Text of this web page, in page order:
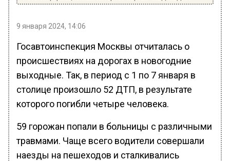
9 января 2024, 14:06
Госавтоинспекция Москвы отчиталась о
происшествиях на дорогах в новогодние
выходные. Так, в период с 1 по 7 января в
столице произошло 52 ДТП, в результате
которого погибли четыре человека.
59 горожан попали в больницы с различными
травмами. Чаще всего водители совершали
наезды на пешеходов и сталкивались